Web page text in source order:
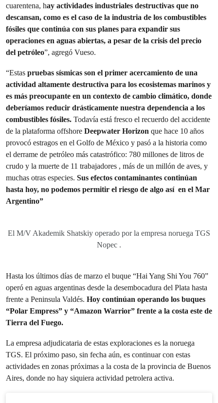
cuarentena, hay actividades industriales destructivas que no
descansan, como es el caso de la industria de los combustibles
fósiles que continúa con sus planes para expandir sus
operaciones en aguas abiertas, a pesar de la crisis del precio
del petróleo”, agregó Vueso.
“Estas pruebas sísmicas son el primer acercamiento de una
actividad altamente destructiva para los ecosistemas marinos y
es más preocupante en un contexto de cambio climático, donde
deberíamos reducir drásticamente nuestra dependencia a los
combustibles fósiles. Todavía está fresco el recuerdo del accidente
de la plataforma offshore Deepwater Horizon que hace 10 años
provocó estragos en el Golfo de México y pasó a la historia como
el derrame de petróleo más catastrófico: 780 millones de litros de
crudo y la muerte de 11 trabajadores , más de un millón de aves, y
muchas otras especies. Sus efectos contaminantes continúan
hasta hoy, no podemos permitir el riesgo de algo así en el Mar
Argentino”
El M/V Akademik Shatskiy operado por la empresa noruega TGS
Nopec .
Hasta los últimos días de marzo el buque “Hai Yang Shi You 760”
operó en aguas argentinas desde la desembocadura del Plata hasta
frente a Peninsula Valdés. Hoy continúan operando los buques
“Polar Empress” y “Amazon Warrior” frente a la costa este de
Tierra del Fuego.
La empresa adjudicataria de estas exploraciones es la noruega
TGS. El próximo paso, sin fecha aún, es continuar con estas
actividades en zonas próximas a la costa de la provincia de Buenos
Aires, donde no hay siquiera actividad petrolera activa.